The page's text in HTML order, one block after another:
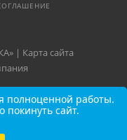
| Карта сайта
полноценной работы.
покинуть сайт.